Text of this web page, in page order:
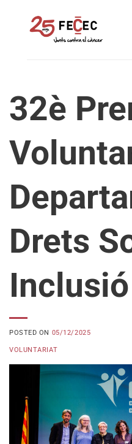
32è
Drets
Inclusió
POSTED ON 05/12/2025
VOLUNTARIAT